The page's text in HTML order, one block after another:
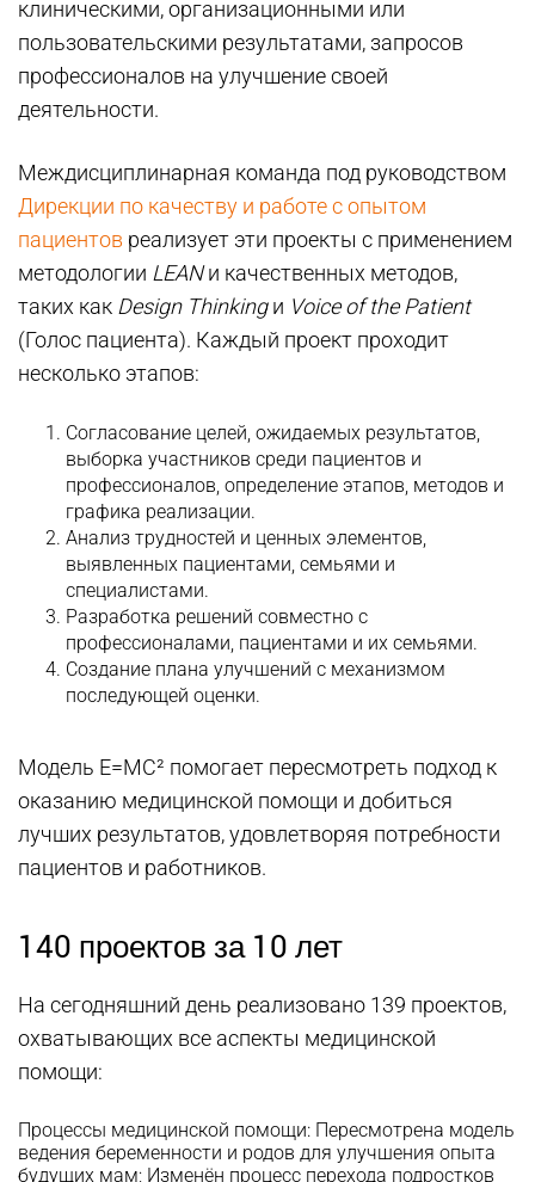
клиническими, организационными или
пользовательскими результатами, запросов
профессионалов на улучшение своей
деятельности.
Междисциплинарная команда под руководством
Дирекции по качеству и работе с опытом
пациентов реализует эти проекты с применением
методологии LEANи качественных методов,
таких как Design Thinkingи Voice of the Patient
(Голос пациента). Каждый проект проходит
несколько этапов:
Согласование целей, ожидаемых результатов,
выборка участников среди пациентов и
профессионалов, определение этапов, методов и
графика реализации.
Анализ трудностей и ценных элементов,
выявленных пациентами, семьями и
специалистами.
Разработка решений совместно с
профессионалами, пациентами и их семьями.
Создание плана улучшений с механизмом
последующей оценки.
Модель E=MC² помогает пересмотреть подход к
оказанию медицинской помощи и добиться
лучших результатов, удовлетворяя потребности
пациентов и работников.
140 проектов за 10 лет
На сегодняшний день реализовано 139 проектов,
охватывающих все аспекты медицинской
помощи:
Процессы медицинской помощи: Пересмотрена модель
ведения беременности и родов для улучшения опыта
будущих мам; Изменён процесс перехода подростков